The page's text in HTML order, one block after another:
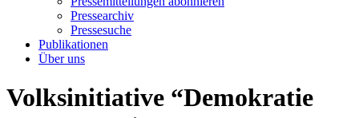
Pressearchiv
Pressesuche
Publikationen
Über uns
Volksinitiative “Demokratie